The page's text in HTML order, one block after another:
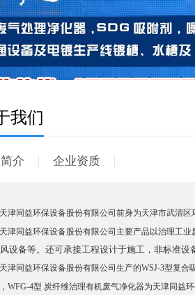
我们
介 企业资质
津同益环保设备股份有限公司前身为天津市武清区
津同益环保设备股份有限公司主要产品以治理工业
设备等。还可承接工程设计于施工，非标准设
津同益环保设备股份有限公司生产的WSJ-3型复合
WFG-4型 炭纤维治理有机废气净化器为天津同益